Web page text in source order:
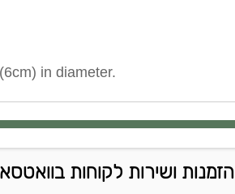
in diameter.
הזמנות ושירות לקוחות בוואטסאפ 072-